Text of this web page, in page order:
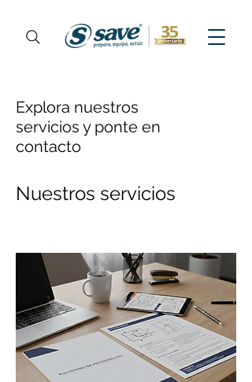
Explora nuestros
servicios y ponte en
contacto
Nuestros servicios